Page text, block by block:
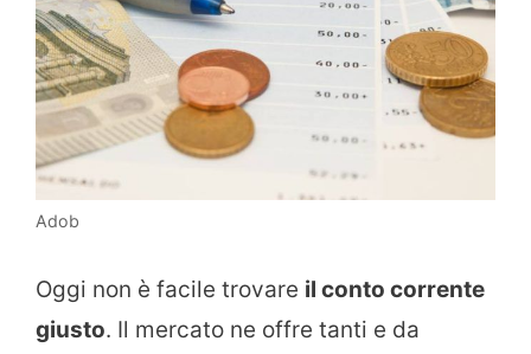
Adob
Oggi non è facile trovare il conto corrente
giusto. Il mercato ne offre tanti e da